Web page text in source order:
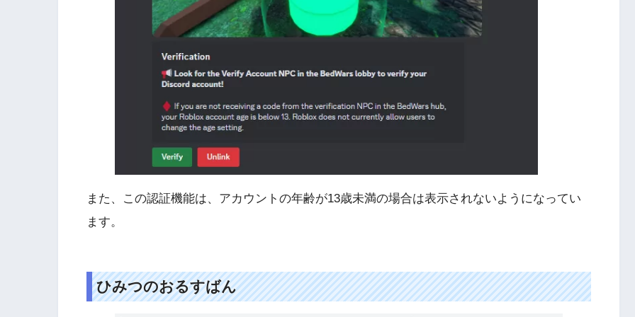
また、この認証機能は、アカウントの年齢が13歳未満の場合は表示されないようになってい
ます。
ひみつのおるすばん